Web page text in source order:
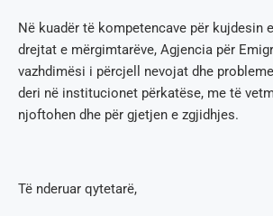
Në kuadër të kompetencave për kujdesin
drejtat e mërgimtarëve, Agjencia për
vazhdimësi i përcjell nevojat dhe
deri në institucionet përkatëse, me të
njoftohen dhe për gjetjen e zgjidhjes.
Të nderuar qytetarë,